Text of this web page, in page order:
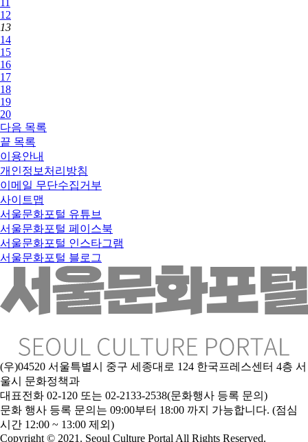
11
12
13
14
15
16
17
18
19
20
다음 목록
끝 목록
이용안내
개인정보처리방침
이메일 무단수집거부
사이트맵
서울문화포털 유튜브
서울문화포털 페이스북
서울문화포털 인스타그램
서울문화포털 블로그
(우)04520 서울특별시 중구 세종대로 124 한국프레스센터 4층 서
울시 문화정책과
대표전화 02-120 또는 02-2133-2538(문화행사 등록 문의)
문화 행사 등록 문의는 09:00부터 18:00 까지 가능합니다. (점심
시간 12:00 ~ 13:00 제외)
Copyright © 2021. Seoul Culture Portal All Rights Reserved.